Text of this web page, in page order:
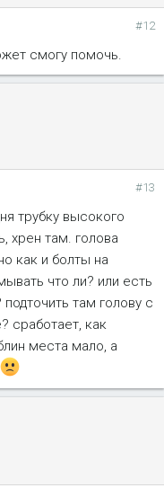
#12
смогу помочь.
#13
трубку высокого
хрен там. голова
как и болты на
что ли? или есть
там голову с
сработает, как
места мало, а